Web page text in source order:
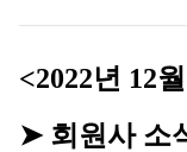
<2022년 12
➤ 회원사 소